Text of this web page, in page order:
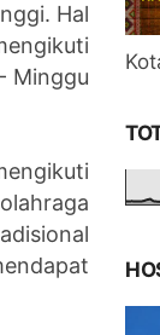
Hal
Minggu